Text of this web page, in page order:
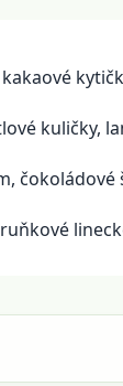
kuličky,
čokoládové